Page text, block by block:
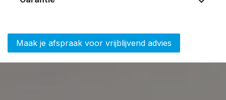
Maak je afspraak voor vrijblijvend advies